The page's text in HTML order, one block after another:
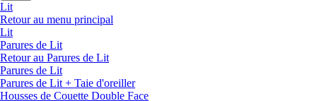
Lit
Retour au menu principal
Lit
Parures de Lit
Retour au Parures de Lit
Parures de Lit
Parures de Lit + Taie d'oreiller
Housses de Couette Double Face